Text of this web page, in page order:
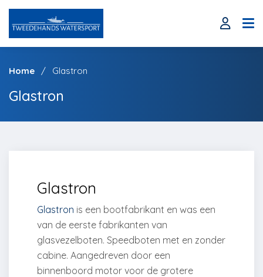
Home Glastron
Glastron
Glastron
Glastron is een bootfabrikant en was een
van de eerste fabrikanten van
glasvezelboten. Speedboten met en zonder
cabine. Aangedreven door een
binnenboord motor voor de grotere